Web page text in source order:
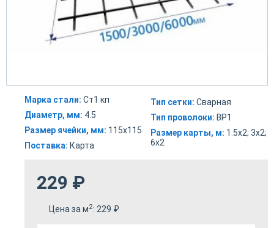
Марка стали: Ст1 кп
Диаметр, мм: 4.5
Размер ячейки, мм: 115х115
Поставка: Карта
Тип сетки: Сварная
Тип проволоки: ВР1
Размер карты, м: 1.5х2; 3х2;
6х2
229 ₽
Цена за м2: 229 ₽